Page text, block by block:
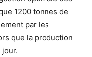
1200 tonnes de
par les
que la production
jour.